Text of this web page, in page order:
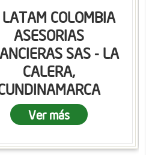
COLOMBIA
ASESORIAS
SAS - LA
CALERA,
Ver más